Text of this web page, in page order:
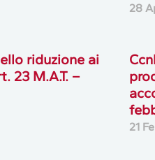
28
riduzione ai
23 M.A.T. –
21